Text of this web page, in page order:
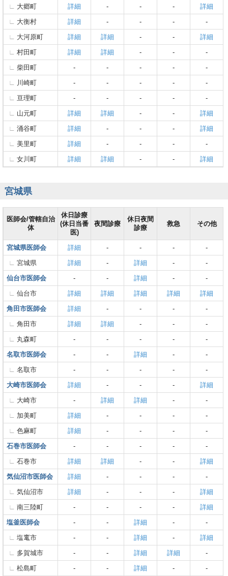
大郷町
詳細 - - -
詳細
大衡村
詳細 - - -
-
大河原町
詳細 詳細 - -
詳細
村田町
詳細 詳細 - -
-
柴田町
- - - -
-
川崎町
- - - -
-
亘理町
- - - -
-
山元町
詳細 詳細 - -
詳細
涌谷町
詳細 - - -
詳細
美里町
詳細 - - -
-
女川町
詳細 詳細 - - 詳細
宮城県
医師会/管轄自治
体
休日診療
(休日当番
医)
夜間診療
休日夜間
診療
救急 その他
宮城県医師会 詳細 - - -
-
宮城県
詳細 - 詳細 -
-
仙台市医師会
- - 詳細 -
-
仙台市
詳細 詳細 詳細 詳細
詳細
角田市医師会
詳細 - - -
-
角田市
詳細 詳細 - -
-
丸森町
- - - -
-
名取市医師会
- - 詳細 -
-
名取市
- - - -
-
大崎市医師会
詳細 - - -
詳細
大崎市
- 詳細 詳細 -
-
加美町
詳細 - - -
-
色麻町
詳細 - - -
-
石巻市医師会
- - - -
-
石巻市
詳細 詳細 - -
詳細
気仙沼市医師会
詳細 - - -
-
気仙沼市
詳細 - - -
詳細
南三陸町
- - - -
詳細
塩釜医師会
- - 詳細 -
-
塩竃市
- - 詳細 -
詳細
多賀城市
- - 詳細 詳細
-
松島町
- - 詳細 -
-